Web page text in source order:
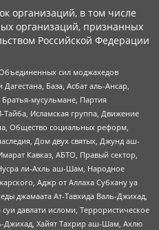
организаций, в том числе
организаций, признанных
Российской Федерации
сил моджахедов
База, Асбат аль-Ансар,
мусульмане, Партия
Исламская группа, Движение
Общество социальных реформ,
Дом двух святых, Джунд аш-
Кавказ, АБТО, Правый сектор,
ли-Ахль аш-Шам, Народное
Аджр от Аллаха Субхану уа
джамаата Ат-Тавхида Валь-Джихад,
давлати исломи, Террористическое
Джихад, Хайят Тахрир аш-Шам, Ахлю